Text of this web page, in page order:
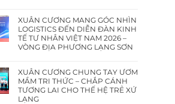
XUÂN CƯƠNG MANG GÓC NHÌN
LOGISTICS ĐẾN DIỄN ĐÀN KINH
TẾ TƯ NHÂN VIỆT NAM 2026 –
VÒNG ĐỊA PHƯƠNG LẠNG SƠN
XUÂN CƯƠNG CHUNG TAY ƯƠM
MẦM TRI THỨC – CHẮP CÁNH
TƯƠNG LAI CHO THẾ HỆ TRẺ XỨ
LẠNG